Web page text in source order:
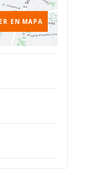
EN MAPA